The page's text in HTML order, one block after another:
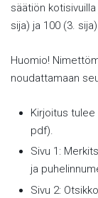
säätiön
sija) ja 100 (3.
Huomio!
noudattamaan
Kirjoitus
pdf).
Sivu 1:
ja
Sivu 2: